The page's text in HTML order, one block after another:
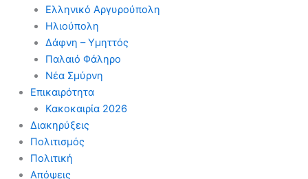
Ελληνικό Αργυρούπολη
Ηλιούπολη
Δάφνη – Υμηττός
Παλαιό Φάληρο
Νέα Σμύρνη
Επικαιρότητα
Κακοκαιρία 2026
Διακηρύξεις
Πολιτισμός
Πολιτική
Απόψεις